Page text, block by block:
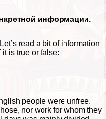
информации.
Let’s read a bit of information
is true or false:
people were unfree.
nor work for whom they